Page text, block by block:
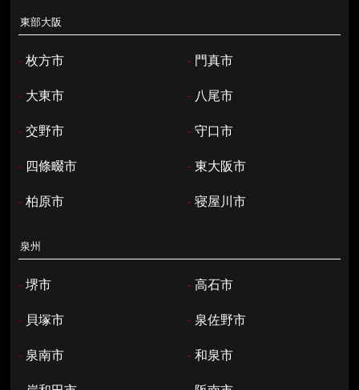
東部大阪
- 枚方市 - 門真市
- 大東市 - 八尾市
- 交野市 - 守口市
- 四條畷市 - 東大阪市
- 柏原市 - 寝屋川市
泉州
- 堺市 - 高石市
- 貝塚市 - 泉佐野市
- 泉南市 - 和泉市